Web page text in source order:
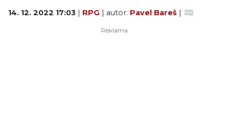
14. 12. 2022 17:03 | RPG | autor: Pavel Bareš |